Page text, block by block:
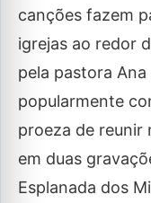
canções fazem
igrejas ao redor
pela pastora Ana
popularmente
proeza de reunir
em duas
Esplanada dos